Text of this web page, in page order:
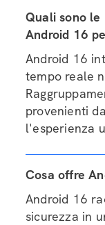
Quali sono
Android 16
Android 16
tempo reale
provenienti
l'esperienza
Cosa offre
Android 16
sicurezza in